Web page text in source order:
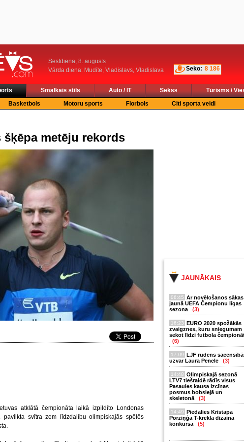
Sestdiena, 8. augusts
Vārda diena: Mudīte, Vladislavs, Vladislava
Seko: 8 186
Smalkais stils Auto / IT Sekss
Tūrisms /
Basketbols Motoru sports Florbols Citi sporta veidi
JAUNĀKAIS
06:45 Ar novēlošanos sākas
jaunā UEFA Čempionu līgas
sezona
(3)
16:23 EURO 2020 spožākās
zvaigznes, kuru sniegumam
sekot līdzi futbola
(6)
17:09 LJF rudens
uzvar Laura Penele
(3)
14:48 Olimpiskajā sezonā
LTV7 tiešraidē rādīs visus
Pasaules kausa izcīņas
posmus bobslejā un
skeletonā
(3)
14:49 Piedalies Kristapa
Porziņģa T-krekla dizaina
konkursā
(5)
šķēpa metēju rekords
atklātā čempionāta laikā izpildīto Londonas
pavilkta svītra zem līdzdalību olimpiskajās spēlēs